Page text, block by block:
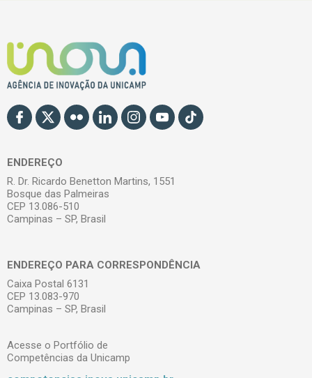
ENDEREÇO
R. Dr. Ricardo Benetton Martins, 1551
Bosque das Palmeiras
CEP 13.086-510
Campinas – SP, Brasil
ENDEREÇO PARA CORRESPONDÊNCIA
Caixa Postal 6131
CEP 13.083-970
Campinas – SP, Brasil
Acesse o Portfólio de
Competências da Unicamp